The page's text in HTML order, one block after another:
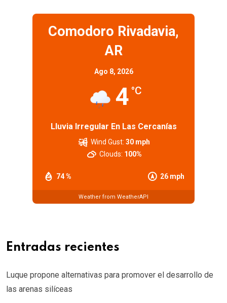
Comodoro Rivadavia,
AR
Ago 8, 2026
4 °C
Lluvia Irregular En Las Cercanías
74 % 26 mph
Wind Gust: 30 mph
Clouds: 100%
Weather from WeatherAPI
Entradas recientes
Luque propone alternativas para promover el desarrollo de
las arenas silíceas